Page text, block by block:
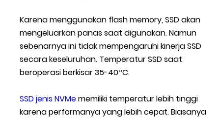
Karena menggunakan flash memory, SSD akan
mengeluarkan panas saat digunakan. Namun
sebenarnya ini tidak mempengaruhi kinerja SSD
secara keseluruhan. Temperatur SSD saat
beroperasi berkisar 35-40ºC.
SSD jenis NVMememiliki temperatur lebih tinggi
karena performanya yang lebih cepat. Biasanya